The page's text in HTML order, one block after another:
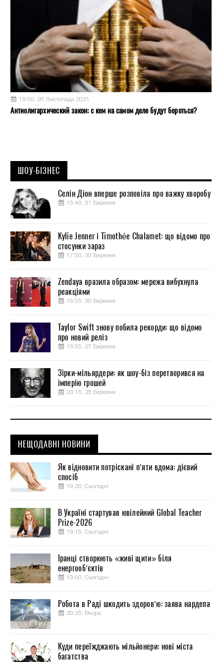
19:00, 26 Листопада 2021
Антиолигархический закон: с кем на самом деле будут бороться?
ШОУ-БІЗНЕС
Селін Діон вперше розповіла про важку хворобу
15:46, 31 Березня
Kylie Jenner і Timothée Chalamet: що відомо про
стосунки зараз
17:50, 30 Березня
Zendaya вразила образом: мережа вибухнула
реакціями
16:55, 30 Березня
Taylor Swift знову побила рекорди: що відомо
про новий реліз
16:55, 27 Березня
Зірки-мільярдери: як шоу-біз перетворився на
імперію грошей
23:15, 25 Березня
НЕЩОДАВНІ НОВИНИ
Як відновити потріскані п’яти вдома: дієвий
спосіб
19:20, Сьогодні
В Україні стартував ювілейний Global Teacher
Prize-2026
19:15, Сьогодні
Іранці створюють «живі щити» біля
енергооб’єктів
19:00, Сьогодні
Робота в Раді шкодить здоров’ю: заява нардепа
20:25, Вчора
Куди переїжджають мільйонери: нові міста
багатства